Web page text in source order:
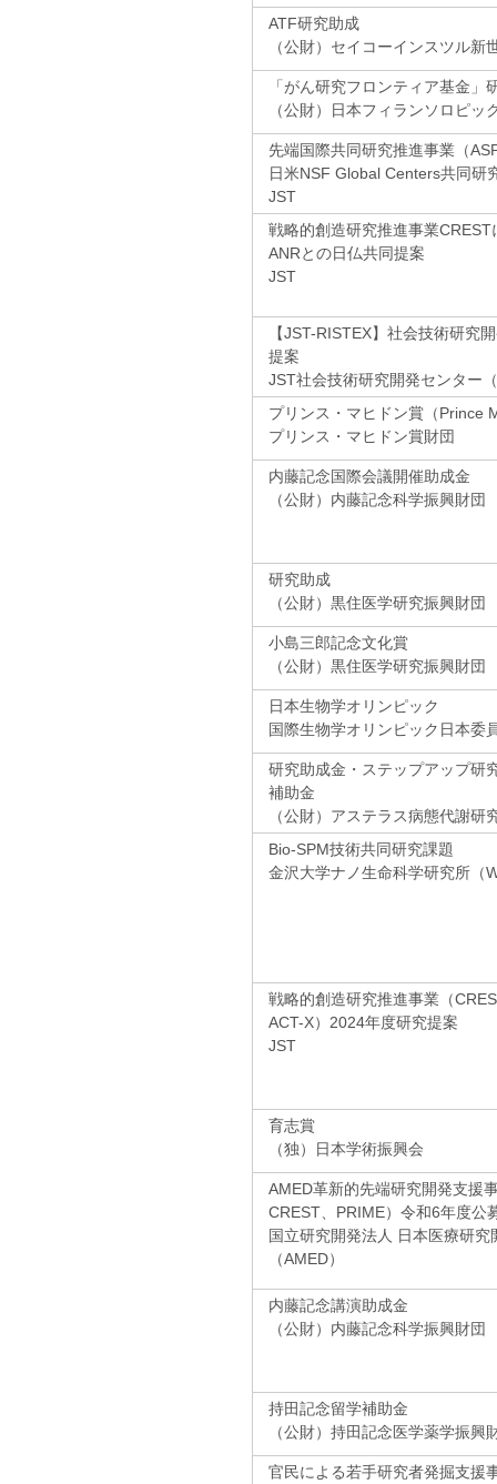
ATF研究助成
（公財）セイコーインスツル新
「がん研究フロンティア基金」
（公財）日本フィランソロピッ
先端国際共同研究推進事業（
日米NSF Global Centers共同研
JST
戦略的創造研究推進事業
ANRとの日仏共同提案
JST
【JST-RISTEX】社会技術研究
提案
JST社会技術研究開発センター
プリンス・マヒドン賞（Prince
プリンス・マヒドン賞財団
内藤記念国際会議開催助成金
（公財）内藤記念科学振興財団
研究助成
（公財）黒住医学研究振興財団
小島三郎記念文化賞
（公財）黒住医学研究振興財団
日本生物学オリンピック
国際生物学オリンピック日本委
研究助成金・ステップアップ研
補助金
（公財）アステラス病態代謝研
Bio-SPM技術共同研究課題
金沢大学ナノ生命科学研究所（
戦略的創造研究推進事業（
ACT-X）2024年度研究提案
JST
育志賞
（独）日本学術振興会
AMED革新的先端研究開発支援
CREST、PRIME）令和6年度公
国立研究開発法人 日本医療研究
（AMED）
内藤記念講演助成金
（公財）内藤記念科学振興財団
持田記念留学補助金
（公財）持田記念医学薬学振興
官民による若手研究者発掘支援